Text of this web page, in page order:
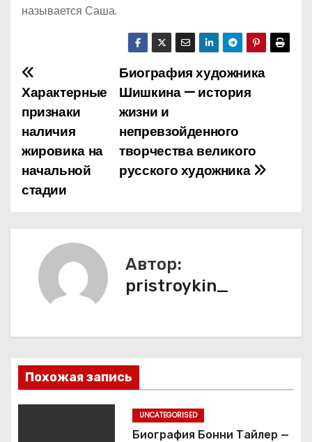
называется Саша.
Н
а
в
и
г
а
п
о
з
Биография художника
Шишкина — история
жизни и
непревзойденного
творчества великого
русского художника
Характерные
признаки
наличия
жировика на
начальной
стадии
Автор:
pristroykin_
Похожая запись
UNCATEGORISED
Биография Бонни Тайлер —